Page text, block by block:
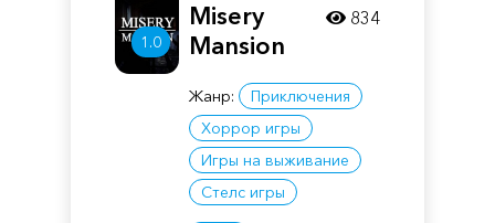
1.0
Misery
Mansion
Жанр:
Приключения
Хоррор игры
Игры на выживание
Стелс игры
834